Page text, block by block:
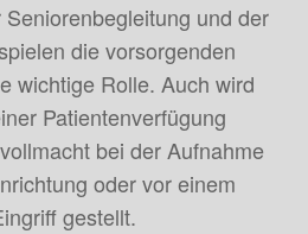
und der
die vorsorgenden
wichtige Rolle. Auch wird
Patientenverfügung
bei der Aufnahme
oder vor einem
gestellt.